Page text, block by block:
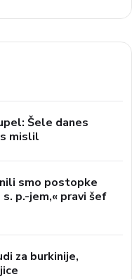
Šele danes
mislil
smo postopke
p.-jem,« pravi šef
za burkinije,